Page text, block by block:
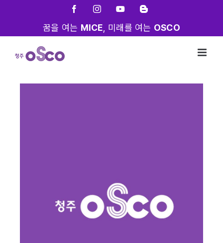
FacebookInstagramYouTubeBlogger
꿈을 여는 MICE , 미래를 여는 OSCO